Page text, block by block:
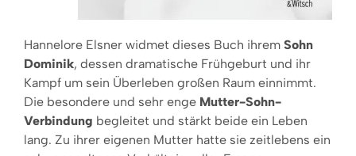
Hannelore Elsner widmet dieses Buch ihrem Sohn
Dominik, dessen dramatische Frühgeburt und ihr
Kampf um sein Überleben großen Raum einnimmt.
Die besondere und sehr enge Mutter-Sohn-
Verbindung begleitet und stärkt beide ein Leben
lang. Zu ihrer eigenen Mutter hatte sie zeitlebens ein